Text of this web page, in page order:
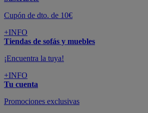
Cupón de dto. de 10€
+INFO
Tiendas de sofás y muebles
¡Encuentra la tuya!
+INFO
Tu cuenta
Promociones exclusivas